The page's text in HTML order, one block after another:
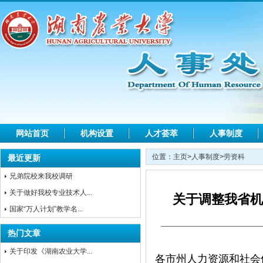
网站首页 机构设置 人才荟萃 人事制度
最近更新
兄弟院校来我校调研
关于做好我校专业技术人...
国家“万人计划”教学名...
热门文章
关于印发《湖南农业大学...
位置： 主页>人事制度>劳资科
关于调整我省
各市州人力资源和社